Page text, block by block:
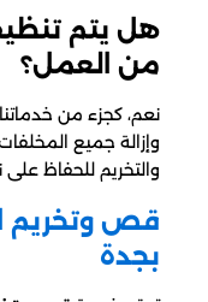
هل يتم
من العمل؟
نعم، كجزء من
وإزالة جميع
والتخريم للحفاظ
قص وتخريم
بجدة